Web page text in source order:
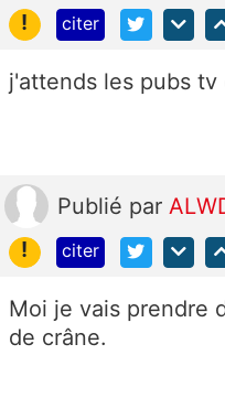
!
citer
j'attends les pubs tv
Publié par
!
citer
Moi je vais prendre
de crâne.